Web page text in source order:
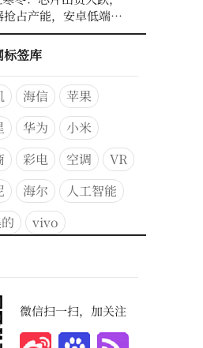
占产能，安卓低端压
标签库
海信
苹果
华为
小米
彩电 空调
VR
海尔
人工智能
vivo
微信扫一扫，加关注